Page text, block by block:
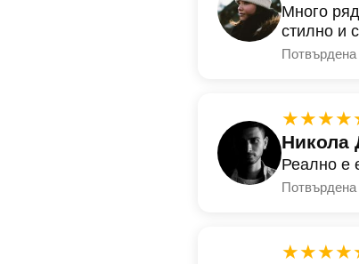
Много
стилно и
Потвърдена
Никола
Реално е
Потвърдена